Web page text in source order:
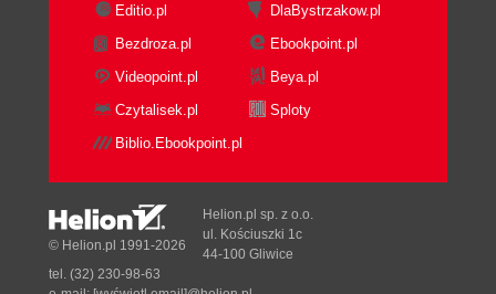
Editio.pl
DlaBystrzakow.pl
Bezdroza.pl
Ebookpoint.pl
Videopoint.pl
Beya.pl
Czytalisek.pl
Sploty
Biblio.Ebookpoint.pl
© Helion.pl 1991-2026
Helion.pl sp. z o.o.
ul. Kościuszki 1c
44-100 Gliwice
tel. (32) 230-98-63